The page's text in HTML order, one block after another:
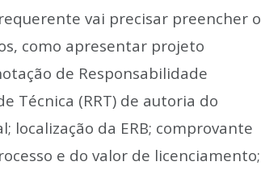
vai precisar preencher o
como apresentar projeto
de Responsabilidade
Técnica (RRT) de autoria do
localização da ERB; comprovante
e do valor de licenciamento;